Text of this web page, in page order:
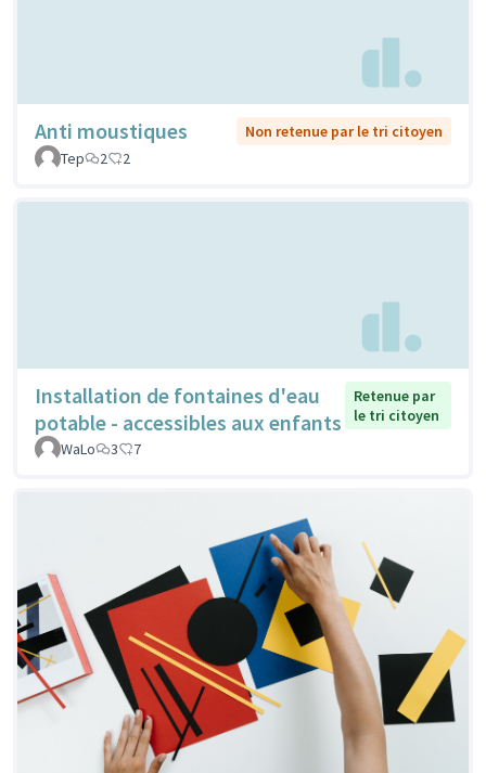
Anti moustiques
Non retenue par le tri citoyen
Tep
2 2
Installation de fontaines d'eau
potable - accessibles aux enfants
Retenue par
le tri citoyen
WaLo
3 7